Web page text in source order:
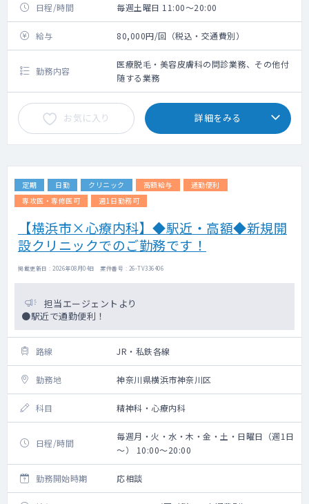
日程/時間 毎週土曜日 11:00～20:00
給与 80,000円/回（税込・交通費別）
勤務内容
医療脱毛・美容皮膚科の問診業務、その他付
随する業務
お気に入り 詳細をみる
定期 日勤 クリニック 高額給与
通勤便利
専攻医・専修医可
週1日勤務可
【横浜市×心療内科】◆駅近・高額◆新規開
設クリニックでのご勤務です！
掲載更新日 : 2026年08月04日 案件番号 : 26-TV336406
担当エージェントより
●駅近で通勤便利！
路線 JR・私鉄各線
勤務地 神奈川県横浜市神奈川区
科目 精神科・心療内科
日程/時間
毎週月・火・水・木・金・土・日曜日（週1日
～） 10:00～20:00
勤務開始時期 応相談